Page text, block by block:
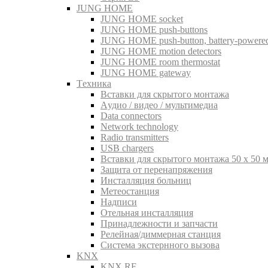
JUNG HOME
JUNG HOME socket
JUNG HOME push-buttons
JUNG HOME push-button, battery-
JUNG HOME motion detectors
JUNG HOME room thermostat
JUNG HOME gateway
Tехника
Вставки для скрытого монтажа
Aудио / видео / мультимедиа
Data connectors
Network technology
Radio transmitters
USB chargers
Вставки для скрытого монтажа 50 x 50
Защита от перенапряжения
Инсталляция больниц
Метеостанция
Надписи
Отельная инсталляция
Принадлежности и запчасти
Релейная/диммерная станция
Система экстернного вызова
KNX